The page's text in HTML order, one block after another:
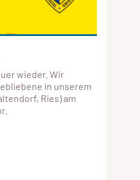
wieder. Wir
in unserem
Ries) am